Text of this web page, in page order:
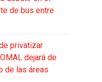
de bus entre
privatizar
dejará de
de las áreas